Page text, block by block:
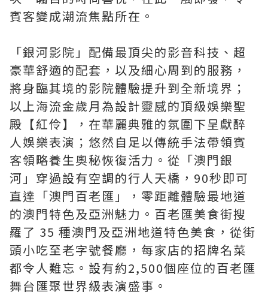
賓客變成潮流焦點所在。
「銀河影院」配備最頂尖的影音科技、超
豪華舒適的配套，以及細心周到的服務，
將身臨其境的影院體驗提升到全新境界；
以上海流金歲月為設計靈感的頂級娛樂聖
殿【紅伶】，在華麗典雅的氛圍下呈獻醉
人娛樂表演；悠然自足以傳統手法帶領賓
客領略養生奧秘恢復活力。從「澳門銀
河」穿過設有空調的行人天橋，90秒即可
直達「澳門百老匯」，零距離體驗最地道
的澳門特色及亞洲魅力。百老匯美食街搜
羅了 35 種澳門及亞洲地道特色美食，從街
頭小吃至老字號餐廳，每家店的招牌名菜
都令人難忘。設有約2,500個座位的百老匯
舞台匯聚世界級表演盛事。